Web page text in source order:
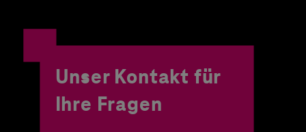
Unser Kontakt für
Ihre Fragen